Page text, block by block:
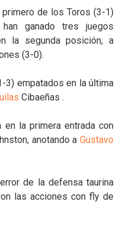
primero de los Toros (3-1)
ganado tres juegos
la segunda posición, a
(3-0).
3) empatados en la última
Cibaeñas .
la primera entrada con
anotando a Gustavo
de la defensa taurina
las acciones con fly de